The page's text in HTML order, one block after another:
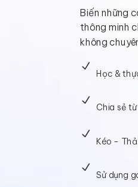
Biến những
thông minh
không
N
Học &
N
Chia sẻ
N
Kéo -
N
Sử dụng